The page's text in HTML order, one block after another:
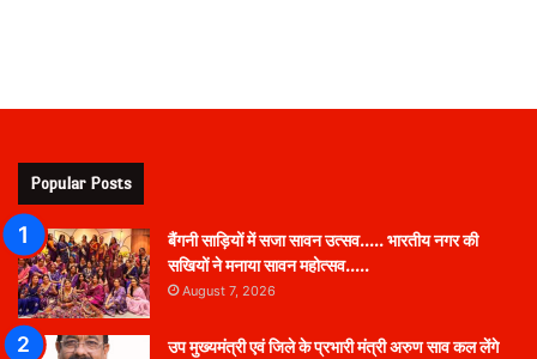
Popular Posts
बैंगनी साड़ियों में सजा सावन उत्सव….. भारतीय नगर की
सखियों ने मनाया सावन महोत्सव…..
August 7, 2026
उप मुख्यमंत्री एवं जिले के प्रभारी मंत्री अरुण साव कल लेंगे